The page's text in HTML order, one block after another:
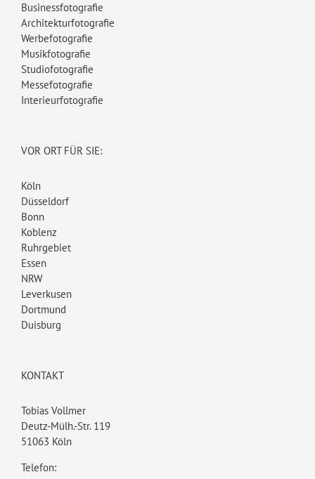
Businessfotografie
Architekturfotografie
Werbefotografie
Musikfotografie
Studiofotografie
Messefotografie
Interieurfotografie
VOR ORT FÜR SIE:
Köln
Düsseldorf
Bonn
Koblenz
Ruhrgebiet
Essen
NRW
Leverkusen
Dortmund
Duisburg
KONTAKT
Tobias Vollmer
Deutz-Mülh.-Str. 119
51063 Köln
Telefon: